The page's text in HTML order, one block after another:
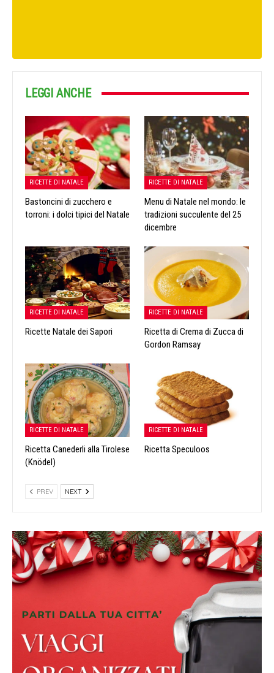
LEGGI ANCHE
RICETTE DI NATALE
Bastoncini di zucchero e
torroni: i dolci tipici del Natale
RICETTE DI NATALE
Menu di Natale nel mondo: le
tradizioni succulente del 25
dicembre
RICETTE DI NATALE
Ricette Natale dei Sapori
RICETTE DI NATALE
Ricetta di Crema di Zucca di
Gordon Ramsay
RICETTE DI NATALE
Ricetta Canederli alla Tirolese
(Knödel)
RICETTE DI NATALE
Ricetta Speculoos
PREV NEXT